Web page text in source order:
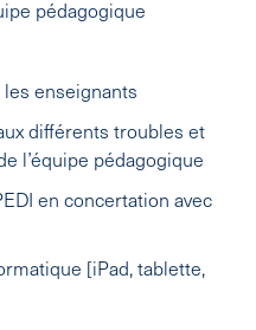
pédagogique
enseignants
différents troubles et
l’équipe pédagogique
en concertation avec
[iPad, tablette,